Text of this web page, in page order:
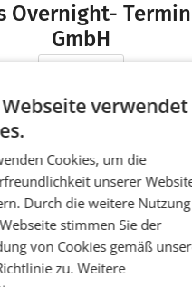
Overnight-
GmbH
Wiener Straße 441
+43 (316) 683222
https://www.flotttrans.at
Webseite verwendet
Cookies, um die
unserer
Durch die weitere Nutzung
stimmen Sie der
von Cookies gemäß
zu.Weitere